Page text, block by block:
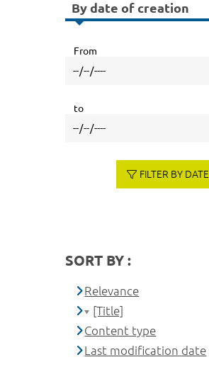
By date of creation
From
to
FILTER BY DATE
SORT BY :
Relevance
[Title]
Content type
Last modification date